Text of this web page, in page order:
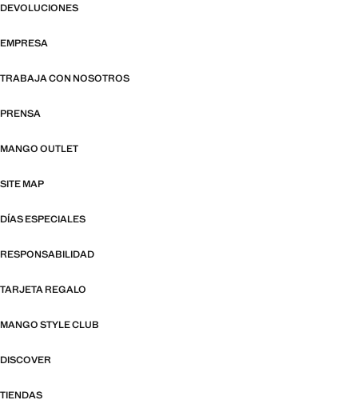
DEVOLUCIONES
EMPRESA
TRABAJA CON NOSOTROS
PRENSA
MANGO OUTLET
SITE MAP
DÍAS ESPECIALES
RESPONSABILIDAD
TARJETA REGALO
MANGO STYLE CLUB
DISCOVER
TIENDAS